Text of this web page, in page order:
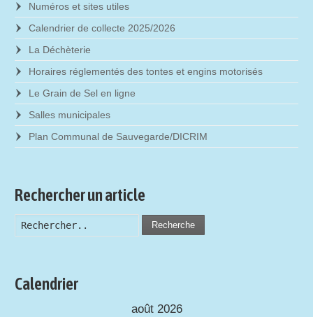
Numéros et sites utiles
Calendrier de collecte 2025/2026
La Déchèterie
Horaires réglementés des tontes et engins motorisés
Le Grain de Sel en ligne
Salles municipales
Plan Communal de Sauvegarde/DICRIM
Rechercher un article
Recherche
Calendrier
août 2026